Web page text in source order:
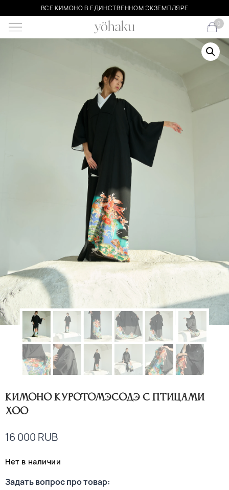
ВСЕ КИМОНО В ЕДИНСТВЕННОМ ЭКЗЕМПЛЯРЕ
0
Кимоно куротомэсодэ с птицами
Хоо
16 000 RUB
Нет в наличии
Задать вопрос про товар: